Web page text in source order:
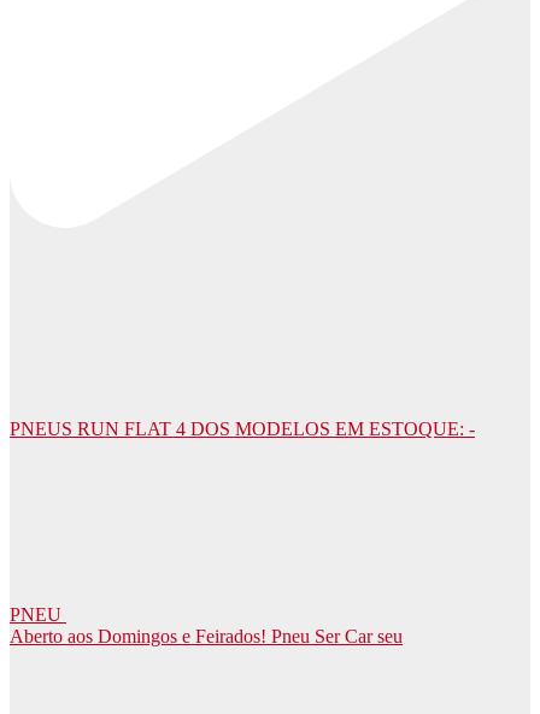
PNEUS RUN FLAT 4 DOS MODELOS EM ESTOQUE: -
PNEU
Aberto aos Domingos e Feirados! Pneu Ser Car seu